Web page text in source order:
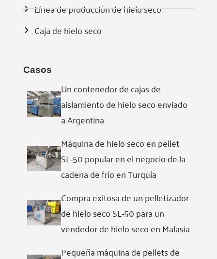
Línea de producción de hielo seco
Caja de hielo seco
Casos
Un contenedor de cajas de
aislamiento de hielo seco enviado
a Argentina
Máquina de hielo seco en pellet
SL-50 popular en el negocio de la
cadena de frío en Turquía
Compra exitosa de un pelletizador
de hielo seco SL-50 para un
vendedor de hielo seco en Malasia
Pequeña máquina de pellets de